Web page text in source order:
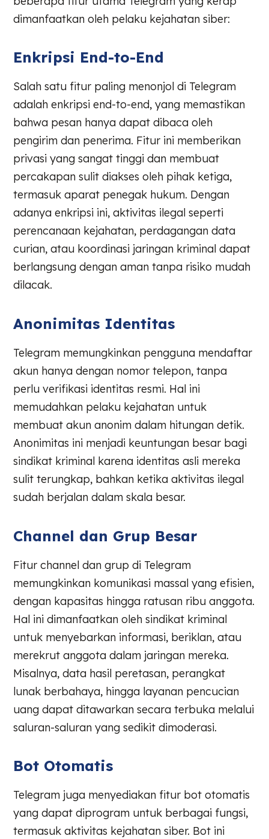
dimanfaatkan oleh pelaku kejahatan siber:
Enkripsi End-to-End
Salah satu fitur paling menonjol di Telegram
adalah enkripsi end-to-end, yang memastikan
bahwa pesan hanya dapat dibaca oleh
pengirim dan penerima. Fitur ini memberikan
privasi yang sangat tinggi dan membuat
percakapan sulit diakses oleh pihak ketiga,
termasuk aparat penegak hukum. Dengan
adanya enkripsi ini, aktivitas ilegal seperti
perencanaan kejahatan, perdagangan data
curian, atau koordinasi jaringan kriminal dapat
berlangsung dengan aman tanpa risiko mudah
dilacak.
Anonimitas Identitas
Telegram memungkinkan pengguna mendaftar
akun hanya dengan nomor telepon, tanpa
perlu verifikasi identitas resmi. Hal ini
memudahkan pelaku kejahatan untuk
membuat akun anonim dalam hitungan detik.
Anonimitas ini menjadi keuntungan besar bagi
sindikat kriminal karena identitas asli mereka
sulit terungkap, bahkan ketika aktivitas ilegal
sudah berjalan dalam skala besar.
Channel dan Grup Besar
Fitur channel dan grup di Telegram
memungkinkan komunikasi massal yang efisien,
dengan kapasitas hingga ratusan ribu anggota.
Hal ini dimanfaatkan oleh sindikat kriminal
untuk menyebarkan informasi, beriklan, atau
merekrut anggota dalam jaringan mereka.
Misalnya, data hasil peretasan, perangkat
lunak berbahaya, hingga layanan pencucian
uang dapat ditawarkan secara terbuka melalui
saluran-saluran yang sedikit dimoderasi.
Bot Otomatis
Telegram juga menyediakan fitur bot otomatis
yang dapat diprogram untuk berbagai fungsi,
termasuk aktivitas kejahatan siber. Bot ini